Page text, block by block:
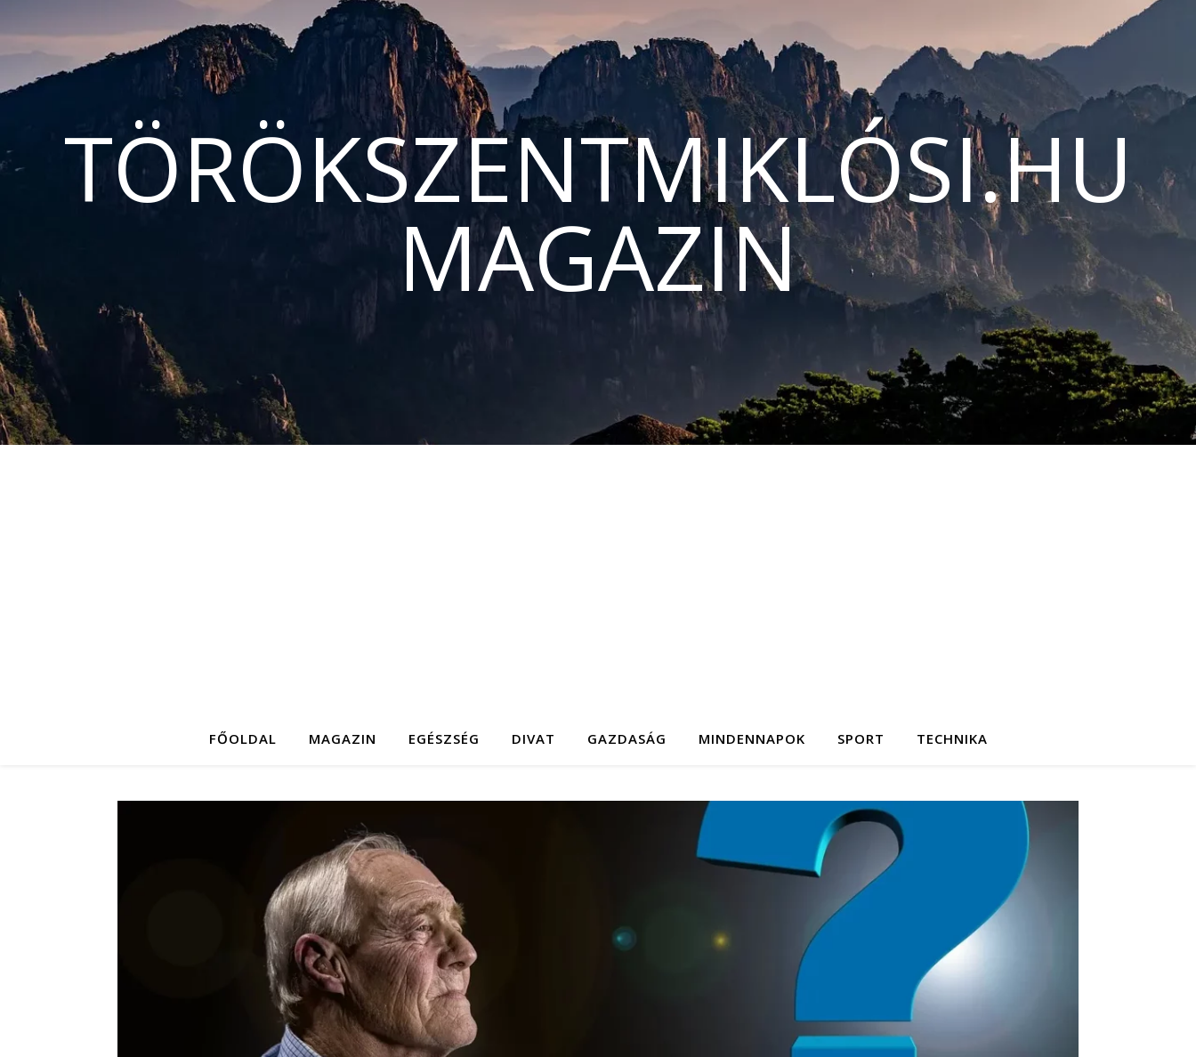
TÖRÖKSZENTMIKLÓSI.HU
MAGAZIN
FŐOLDAL MAGAZIN EGÉSZSÉG DIVAT GAZDASÁG MINDENNAPOK SPORT TECHNIKA